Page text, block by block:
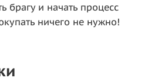
брагу и начать процесс
ничего не нужно!